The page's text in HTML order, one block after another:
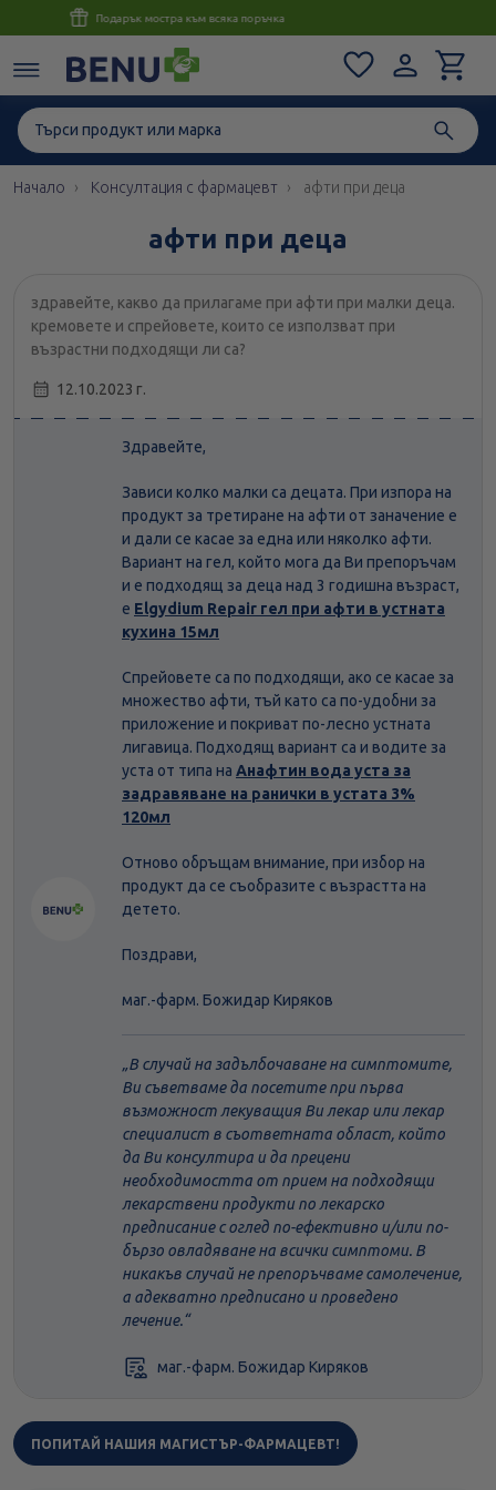
Консултация с магистър-фармацевт до 1 час
Начало Консултация с фармацевт афти при деца
афти при деца
здравейте, какво да прилагаме при афти при малки деца.
кремовете и спрейовете, които се използват при
възрастни подходящи ли са?
12.10.2023 г.
Здравейте,
Зависи колко малки са децата. При изпора на
продукт за третиране на афти от заначение е
и дали се касае за една или няколко афти.
Вариант на гел, който мога да Ви препоръчам
и е подходящ за деца над 3 годишна възраст,
е Elgydium Repair гел при афти в устната
кухина 15мл
Спрейовете са по подходящи, ако се касае за
множество афти, тъй като са по-удобни за
приложение и покриват по-лесно устната
лигавица. Подходящ вариант са и водите за
уста от типа на Анафтин вода уста за
задравяване на ранички в устата 3%
120мл
Отново обръщам внимание, при избор на
продукт да се съобразите с възрастта на
детето.
Поздрави,
маг.-фарм. Божидар Киряков
В случай на задълбочаване на симптомите,
Ви съветваме да посетите при първа
възможност лекуващия Ви лекар или лекар
специалист в съответната област, който
да Ви консултира и да прецени
необходимостта от прием на подходящи
лекарствени продукти по лекарско
предписание с оглед по-ефективно и/или по-
бързо овладяване на всички симптоми. В
никакъв случай не препоръчваме самолечение,
а адекватно предписано и проведено
лечение.
маг.-фарм. Божидар Киряков
ПОПИТАЙ НАШИЯ МАГИСТЪР-ФАРМАЦЕВТ!